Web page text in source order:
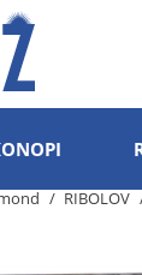
RIBOLOV